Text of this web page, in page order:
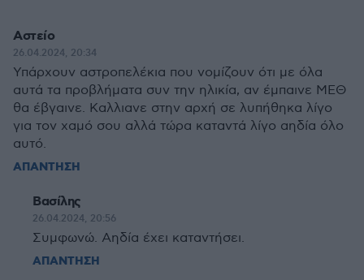
Αστείο
26.04.2024, 20:34
Υπάρχουν αστροπελέκια που νομίζουν ότι με όλα
αυτά τα προβλήματα συν την ηλικία, αν έμπαινε ΜΕΘ
θα έβγαινε. Καλλιανε στην αρχή σε λυπήθηκα λίγο
για τον χαμό σου αλλά τώρα καταντά λίγο αηδία όλο
αυτό.
ΑΠΑΝΤΗΣΗ
Βασίλης
26.04.2024, 20:56
Συμφωνώ. Αηδία έχει καταντήσει.
ΑΠΑΝΤΗΣΗ